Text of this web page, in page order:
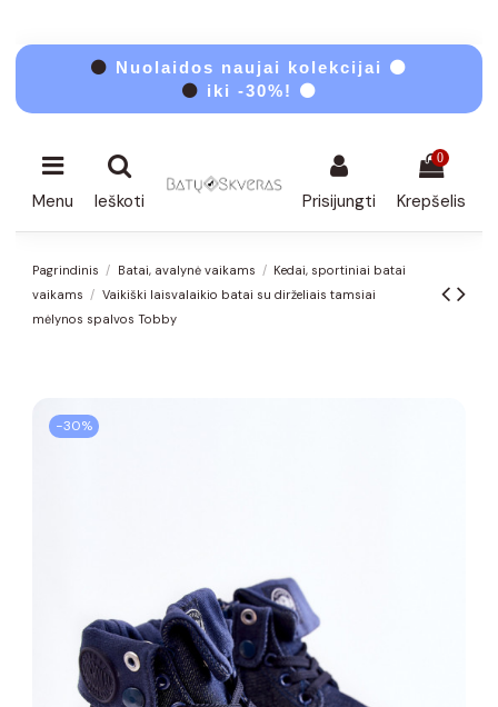
⚫ Nuolaidos naujai kolekcijai ⚫
⚫ iki -30%! ⚫
Menu Ieškoti Prisijungti
0
Krepšelis
Pagrindinis Batai, avalynė vaikams
Kedai, sportiniai batai
vaikams
Vaikiški laisvalaikio batai su dirželiais tamsiai
mėlynos spalvos Tobby
−30%